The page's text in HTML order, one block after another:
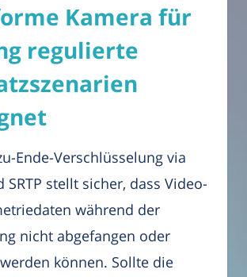
Kamera für
regulierte
Ende-Verschlüsselung via
SRTP stellt sicher, dass Video-
während der
nicht abgefangen oder
können. Sollte die